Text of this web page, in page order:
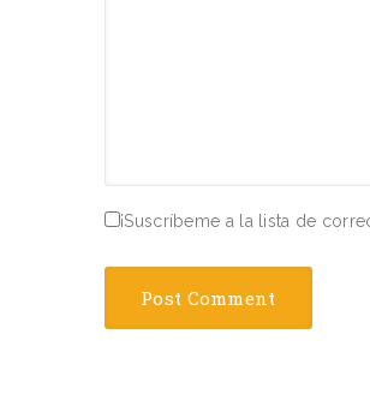
¡Suscríbeme a la lista de